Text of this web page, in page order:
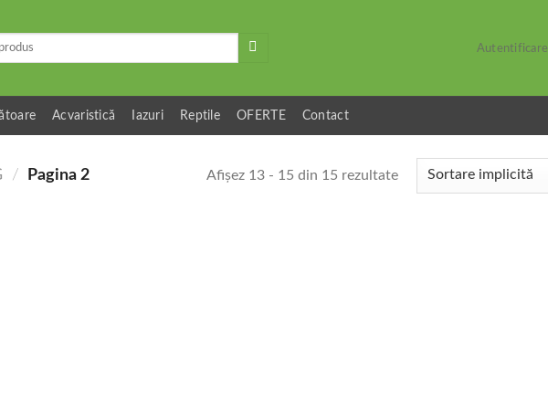
Autentificare
Acvaristică Iazuri Reptile OFERTE Contact
/ Pagina 2 Afișez 13 - 15 din 15 rezultate